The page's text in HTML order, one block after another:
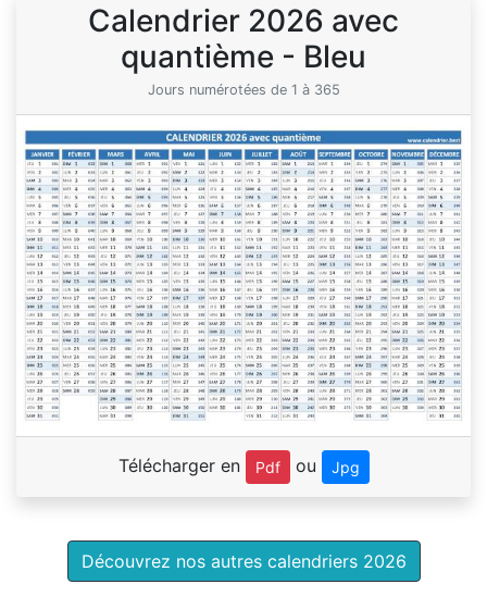
Calendrier 2026 avec
quantième - Bleu
Jours numérotées de 1 à 365
Télécharger en Pdf ou Jpg
Découvrez nos autres calendriers 2026